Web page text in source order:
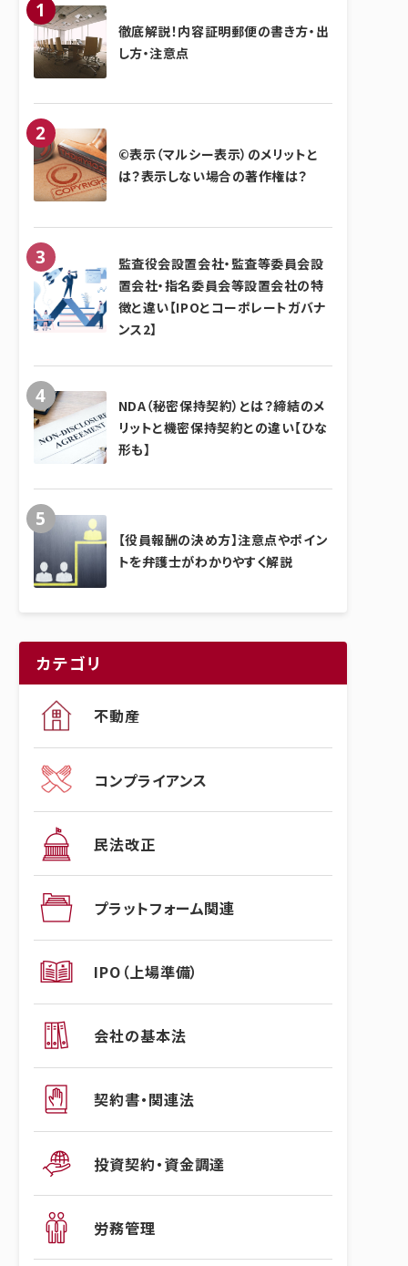
徹底解説！内容証明郵便の書き方・出
し方・注意点
©表示（マルシー表示）のメリットと
は？表示しない場合の著作権は？
監査役会設置会社・監査等委員会設
置会社・指名委員会等設置会社の特
徴と違い【IPOとコーポレートガバナ
ンス2】
NDA（秘密保持契約）とは？締結のメ
リットと機密保持契約との違い【ひな
形も】
【役員報酬の決め方】注意点やポイン
トを弁護士がわかりやすく解説
カテゴリ
不動産
コンプライアンス
民法改正
プラットフォーム関連
IPO（上場準備）
会社の基本法
契約書・関連法
投資契約・資金調達
労務管理